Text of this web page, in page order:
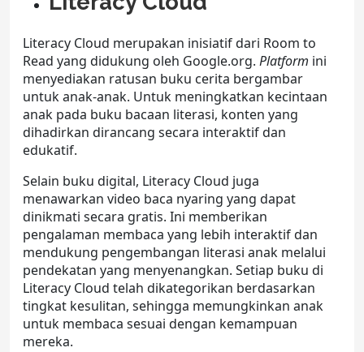
Literacy Cloud merupakan inisiatif dari Room to
Read yang didukung oleh Google.org. Platform ini
menyediakan ratusan buku cerita bergambar
untuk anak-anak. Untuk meningkatkan kecintaan
anak pada buku bacaan literasi, konten yang
dihadirkan dirancang secara interaktif dan
edukatif.
Selain buku digital, Literacy Cloud juga
menawarkan video baca nyaring yang dapat
dinikmati secara gratis. Ini memberikan
pengalaman membaca yang lebih interaktif dan
mendukung pengembangan literasi anak melalui
pendekatan yang menyenangkan. Setiap buku di
Literacy Cloud telah dikategorikan berdasarkan
tingkat kesulitan, sehingga memungkinkan anak
untuk membaca sesuai dengan kemampuan
mereka.